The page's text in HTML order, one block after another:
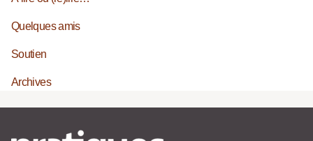
Quelques amis
Soutien
Archives